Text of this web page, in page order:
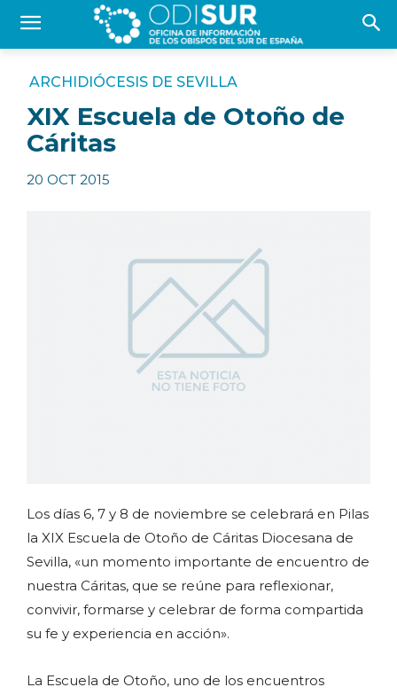
ARCHIDIÓCESIS DE SEVILLA
XIX Escuela de Otoño de
Cáritas
20 OCT 2015
Los días 6, 7 y 8 de noviembre se celebrará en Pilas
la XIX Escuela de Otoño de Cáritas Diocesana de
Sevilla, «un momento importante de encuentro de
nuestra Cáritas, que se reúne para reflexionar,
convivir, formarse y celebrar de forma compartida
su fe y experiencia en acción».
La Escuela de Otoño, uno de los encuentros